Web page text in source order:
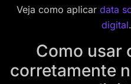
Veja como aplicar data
digital.
Como usar
corretamente